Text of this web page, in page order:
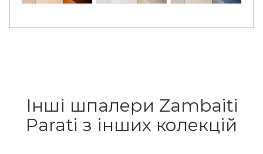
Інші шпалери Zambaiti
Parati з інших колекцій